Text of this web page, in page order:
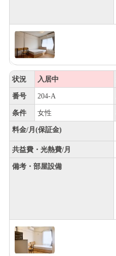
状況 入居中
番号 204-A
条件 女性
料金/月(保証金)
共益費・光熱費/月
備考・部屋設備